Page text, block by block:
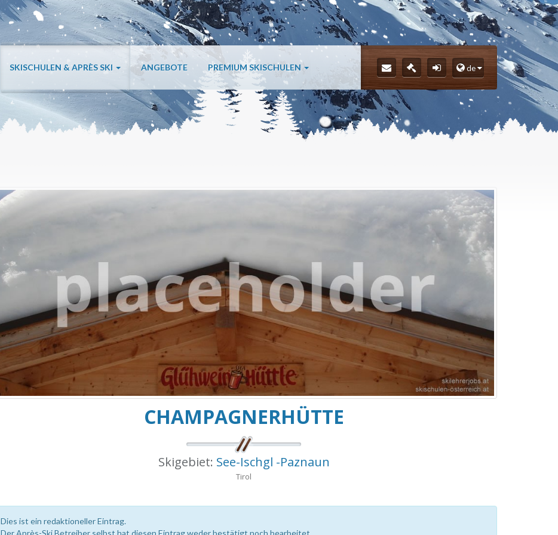
SKISCHULEN & APRÈS SKI ANGEBOTE PREMIUM SKISCHULEN de
CHAMPAGNERHÜTTE
Skigebiet: See-Ischgl -Paznaun
Tirol
Dies ist ein redaktioneller Eintrag.